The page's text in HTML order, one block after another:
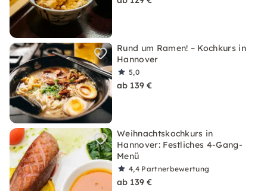
Rund um Ramen! – Kochkurs in
Hannover
5,0
ab 139 €
Weihnachtskochkurs in
Hannover: Festliches 4-Gang-
Menü
4,4 Partnerbewertung
ab 139 €